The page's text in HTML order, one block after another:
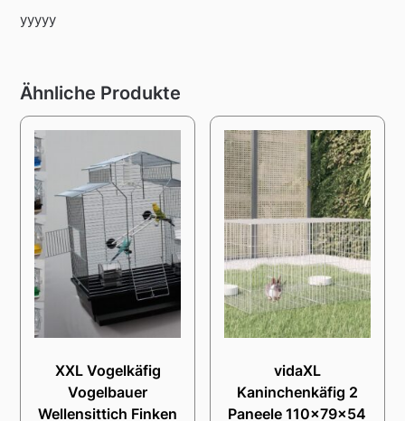
yyyyy
Ähnliche Produkte
XXL Vogelkäfig
Vogelbauer
Wellensittich Finken
vidaXL
Kaninchenkäfig 2
Paneele 110x79x54